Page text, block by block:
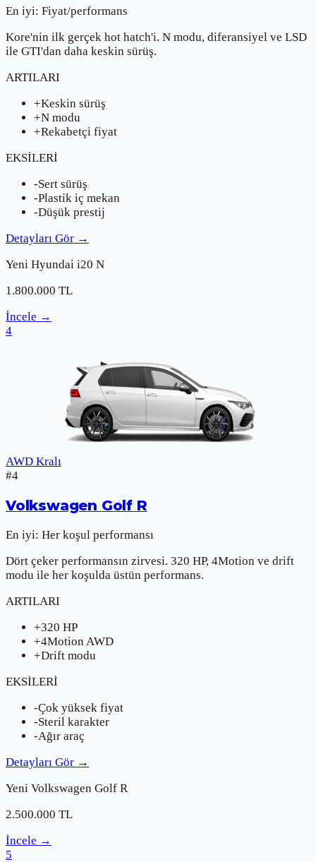
En iyi: Fiyat/performans
Kore'nin ilk gerçek hot hatch'i. N modu, diferansiyel ve LSD
ile GTI'dan daha keskin sürüş.
ARTILARI
+Keskin sürüş
+N modu
+Rekabetçi fiyat
EKSİLERİ
-Sert sürüş
-Plastik iç mekan
-Düşük prestij
Detayları Gör →
Yeni Hyundai i20 N
1.800.000 TL
İncele →
4
AWD Kralı
#4
Volkswagen Golf R
En iyi: Her koşul performansı
Dört çeker performansın zirvesi. 320 HP, 4Motion ve drift
modu ile her koşulda üstün performans.
ARTILARI
+320 HP
+4Motion AWD
+Drift modu
EKSİLERİ
-Çok yüksek fiyat
-Steril karakter
-Ağır araç
Detayları Gör →
Yeni Volkswagen Golf R
2.500.000 TL
İncele →
5